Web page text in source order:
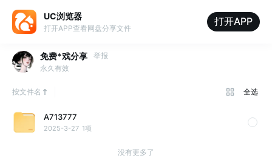
UC浏览器
打开APP查看网盘分享文件
打开APP
免费*戏分享
举报
永久有效
按文件名 全选
A713777
2025-3-27 1项
没有更多了